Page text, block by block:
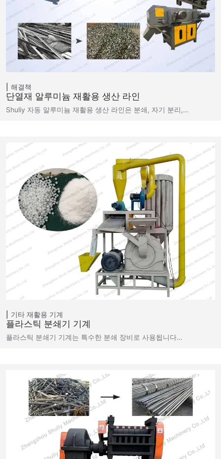
해결책
단열재 알루미늄 재활용 생산 라인
Shuliy 자동 알루미늄 재활용 생산 라인은 분쇄, 자기 분리,…
기타 재활용 기계
플라스틱 분쇄기 기계
플라스틱 분쇄기 기계는 특수한 분쇄 장비로 사용됩니다…